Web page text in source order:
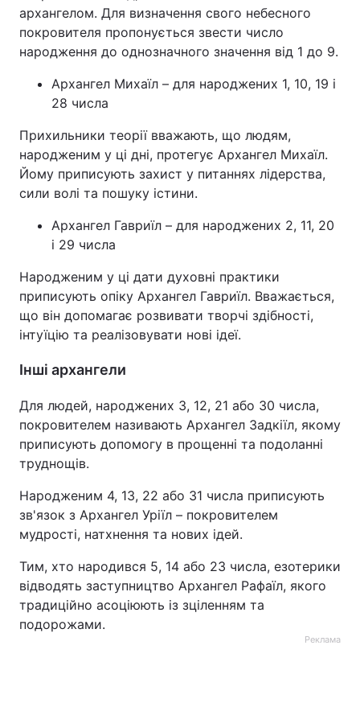
архангелом. Для визначення свого небесного
покровителя пропонується звести число
народження до однозначного значення від 1 до 9.
Архангел Михаїл – для народжених 1, 10, 19 і
28 числа
Прихильники теорії вважають, що людям,
народженим у ці дні, протегує Архангел Михаїл.
Йому приписують захист у питаннях лідерства,
сили волі та пошуку істини.
Архангел Гавриїл – для народжених 2, 11, 20
і 29 числа
Народженим у ці дати духовні практики
приписують опіку Архангел Гавриїл. Вважається,
що він допомагає розвивати творчі здібності,
інтуїцію та реалізовувати нові ідеї.
Інші архангели
Для людей, народжених 3, 12, 21 або 30 числа,
покровителем називають Архангел Задкіїл, якому
приписують допомогу в прощенні та подоланні
труднощів.
Народженим 4, 13, 22 або 31 числа приписують
зв'язок з Архангел Уріїл – покровителем
мудрості, натхнення та нових ідей.
Тим, хто народився 5, 14 або 23 числа, езотерики
відводять заступництво Архангел Рафаїл, якого
традиційно асоціюють із зціленням та
подорожами.
Реклама